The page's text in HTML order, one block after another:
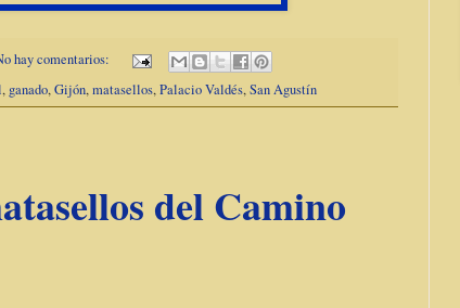
hay comentarios:
, ganado,Gijón,matasellos,Palacio Valdés,San Agustín
del Camino